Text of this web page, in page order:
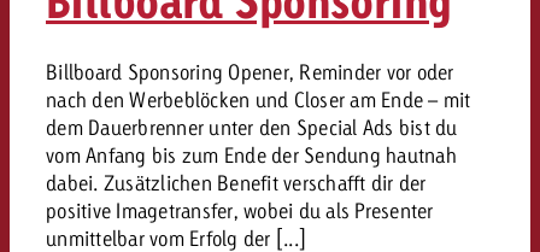
Billboard Sponsoring Opener, Reminder vor oder
nach den Werbeblöcken und Closer am Ende – mit
dem Dauerbrenner unter den Special Ads bist du
vom Anfang bis zum Ende der Sendung hautnah
dabei. Zusätzlichen Benefit verschafft dir der
positive Imagetransfer, wobei du als Presenter
unmittelbar vom Erfolg der [...]